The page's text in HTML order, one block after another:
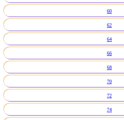
60
62
64
66
68
70
72
74